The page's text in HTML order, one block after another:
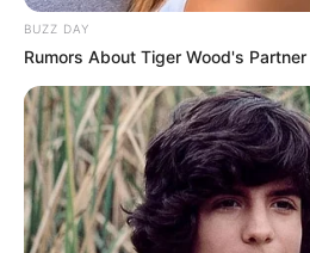
BUZZ DAY
Rumors About Tiger Wood's